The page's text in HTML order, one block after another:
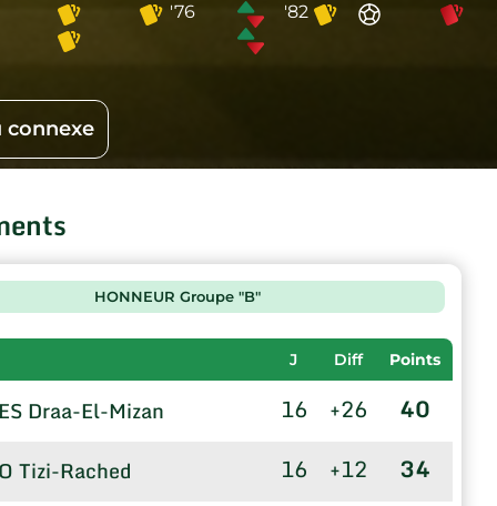
'76 '82
connexe
HONNEUR Groupe "B"
J Diff Points
ES Draa-El-Mizan 16 +26 40
O Tizi-Rached 16 +12 34